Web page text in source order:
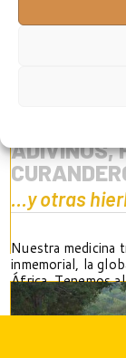
ADIVINOS,
…y otras
Nuestra medicina
inmemorial, la
África. Tenemos
identifica las
hechicero, dotado